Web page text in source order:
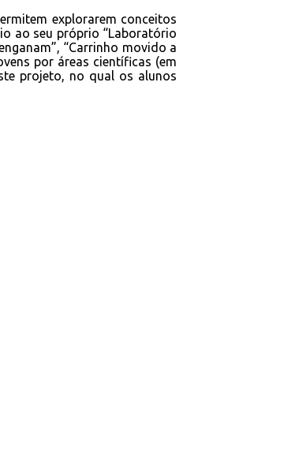
explorarem conceitos
ao seu próprio “Laboratório
“Carrinho movido a
por áreas científicas (em
projeto, no qual os alunos